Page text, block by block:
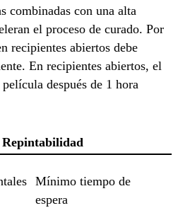
combinadas con una alta
el proceso de curado. Por
recipientes abiertos debe
En recipientes abiertos, el
después de 1 hora
Mínimo tiempo de
espera